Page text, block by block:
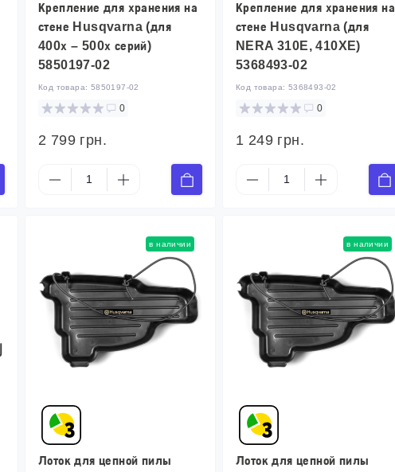
Крепление для хранения на
стене Husqvarna (для
400х – 500х серий)
5850197-02
Код товара: 5850197-02
0
2 799 грн.
Крепление для хранения на
стене Husqvarna (для
NERA 310E, 410XE)
5368493-02
Код товара: 5368493-02
0
1 249 грн.
в наличии
Лоток для цепной пилы
в наличии
Лоток для цепной пилы